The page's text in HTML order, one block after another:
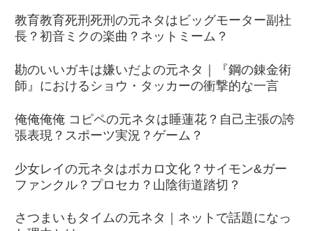
教育教育死刑死刑の元ネタはビッグモーター副社
長？初音ミクの楽曲？ネットミーム？
勘のいいガキは嫌いだよの元ネタ｜『鋼の錬金術
師』におけるショウ・タッカーの衝撃的な一言
俺俺俺俺 コピペの元ネタは睡蓮花？自己主張の誇
張表現？スポーツ実況？ゲーム？
少女レイの元ネタはボカロ文化？サイモン&ガー
ファンクル？プロセカ？山陰街道踏切？
さつまいもタイムの元ネタ｜ネットで話題になっ